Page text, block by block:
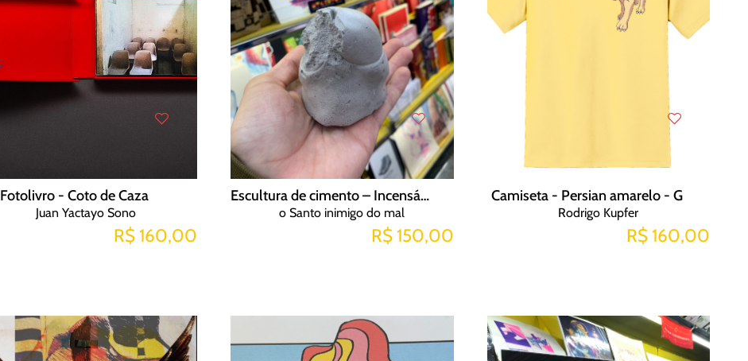
Fotolivro - Coto de Caza
Juan Yactayo Sono
R$ 160,00
Escultura de cimento – Incensário 00690B!
o Santo inimigo do mal
R$ 150,00
Camiseta - Persian amarelo - G
Rodrigo Kupfer
R$ 160,00